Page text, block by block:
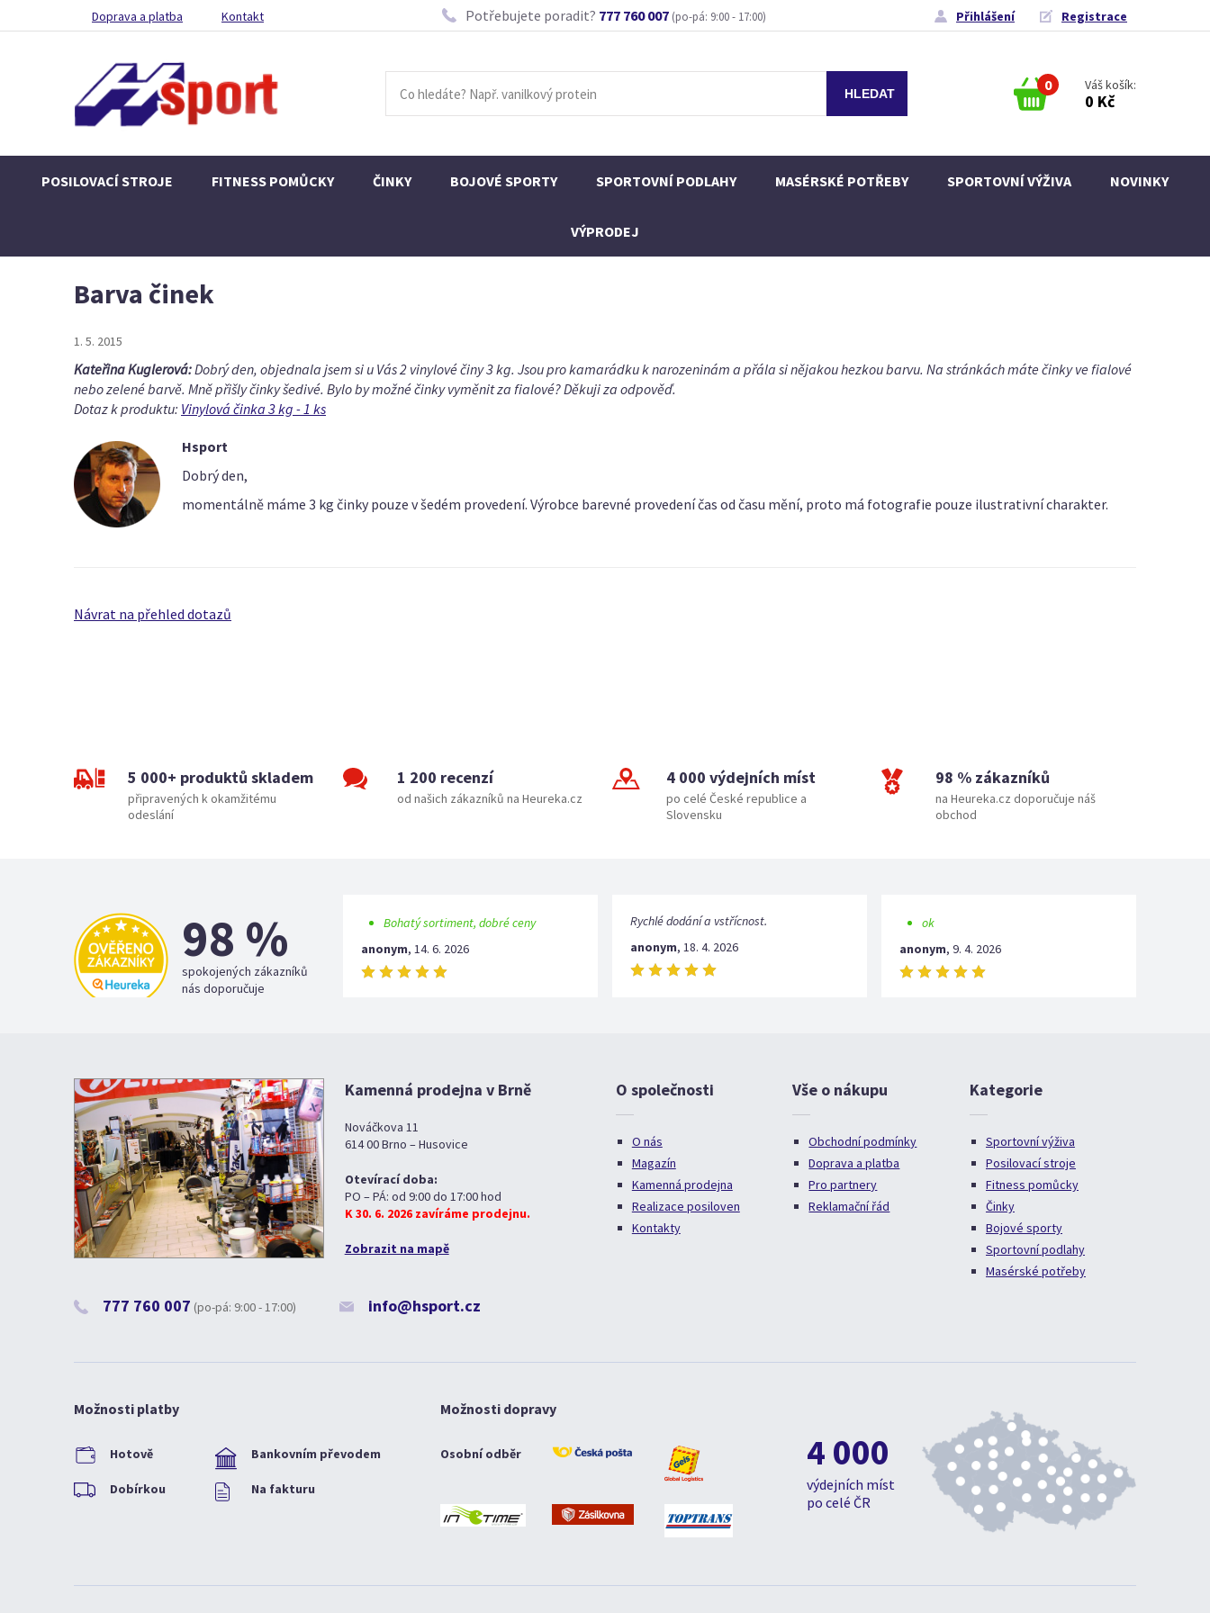
Doprava a platba Kontakt Potřebujete poradit? 777 760 007 (po-pá: 9:00 - 17:00) Přihlášení Registrace
0 Váš košík:
0 Kč
POSILOVACÍ STROJE FITNESS POMŮCKY ČINKY BOJOVÉ SPORTY SPORTOVNÍ PODLAHY MASÉRSKÉ POTŘEBY SPORTOVNÍ VÝŽIVA NOVINKY
VÝPRODEJ
Barva činek
1. 5. 2015
Kateřina Kuglerová:Dobrý den, objednala jsem si u Vás 2 vinylové činy 3 kg. Jsou pro kamarádku k narozeninám a přála si nějakou hezkou barvu. Na stránkách máte činky ve fialové
nebo zelené barvě. Mně přišly činky šedivé. Bylo by možné činky vyměnit za fialové? Děkuji za odpověď.
Dotaz k produktu: Vinylová činka 3 kg - 1 ks
Hsport
Dobrý den,
momentálně máme 3 kg činky pouze v šedém provedení. Výrobce barevné provedení čas od času mění, proto má fotografie pouze ilustrativní charakter.
Návrat na přehled dotazů
5 000+ produktů skladem
připravených k okamžitému
odeslání
1 200 recenzí
od našich zákazníků na Heureka.cz
4 000 výdejních míst
po celé České republice a
Slovensku
98 % zákazníků
na Heureka.cz doporučuje náš
obchod
98 %
spokojených zákazníků
nás doporučuje
Bohatý sortiment, dobré ceny
anonym, 14. 6. 2026
Rychlé dodání a vstřícnost.
anonym, 18. 4. 2026
ok
anonym, 9. 4. 2026
Kamenná prodejna v Brně
Nováčkova 11
614 00 Brno – Husovice
Otevírací doba:
PO – PÁ: od 9:00 do 17:00 hod
K 30. 6. 2026 zavíráme prodejnu.
Zobrazit na mapě
777 760 007 (po-pá: 9:00 - 17:00) info@hsport.cz
O společnosti
O nás
Magazín
Kamenná prodejna
Realizace posiloven
Kontakty
Vše o nákupu
Obchodní podmínky
Doprava a platba
Pro partnery
Reklamační řád
Kategorie
Sportovní výživa
Posilovací stroje
Fitness pomůcky
Činky
Bojové sporty
Sportovní podlahy
Masérské potřeby
Možnosti platby
Hotově Bankovním převodem
Dobírkou Na fakturu
Možnosti dopravy
Osobní odběr 4 000
výdejních míst
po celé ČR